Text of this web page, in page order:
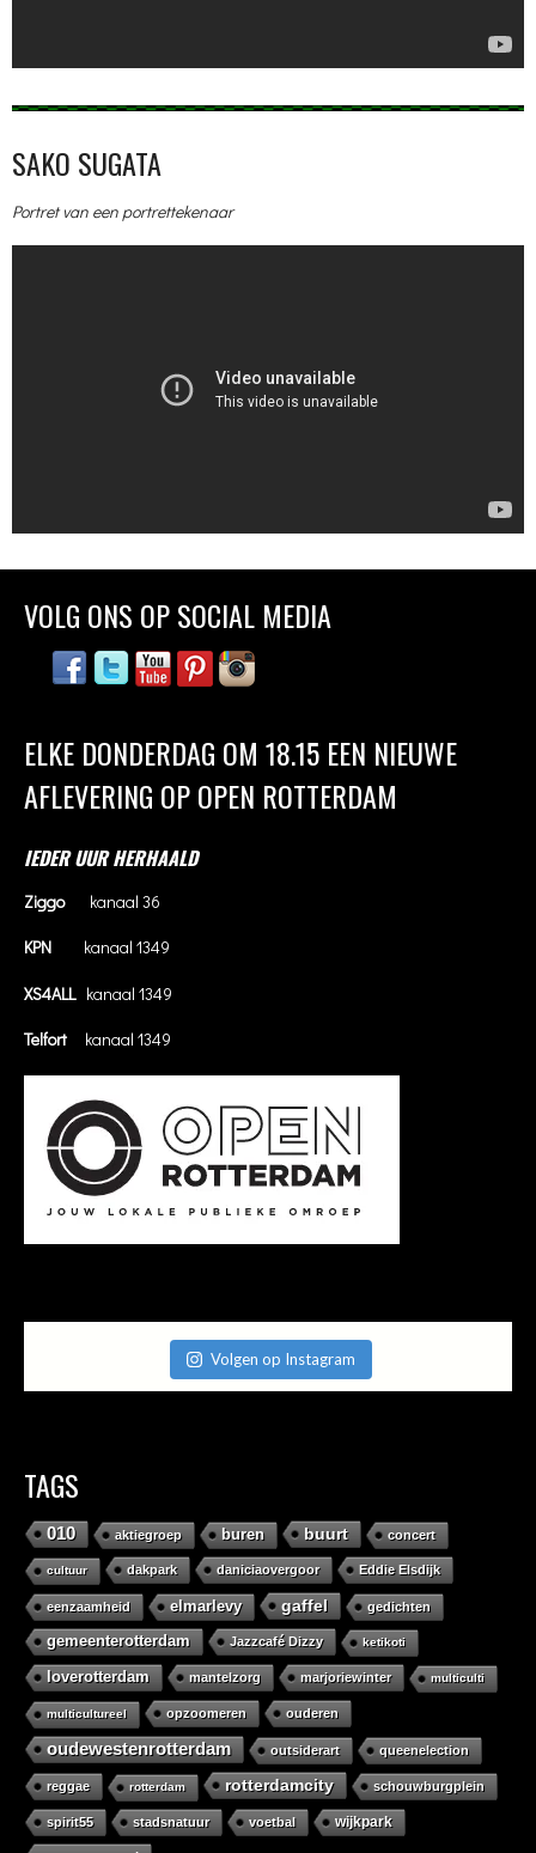
SAKO SUGATA
Portret van een portrettekenaar
VOLG ONS OP SOCIAL MEDIA
ELKE DONDERDAG OM 18.15 EEN NIEUWE
AFLEVERING OP OPEN ROTTERDAM
IEDER UUR HERHAALD
Ziggokanaal 36
KPN kanaal 1349
XS4ALLkanaal 1349
Telfort kanaal 1349
Volgen op Instagram
TAGS
010 aktiegroep buren buurt concert
cultuur dakpark daniciaovergoor Eddie Elsdijk
eenzaamheid elmarlevy gaffel gedichten
gemeenterotterdam Jazzcafé Dizzy ketikoti
loverotterdam mantelzorg marjoriewinter multiculti
multicultureel opzoomeren ouderen
oudewestenrotterdam outsiderart queenelection
reggae rotterdam rotterdamcity schouwburgplein
spirit55 stadsnatuur voetbal wijkpark